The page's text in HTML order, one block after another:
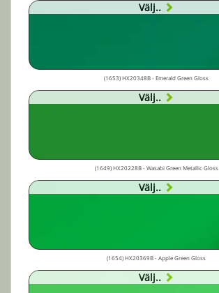
Välj..
(1653) HX20348B - Emerald Green Gloss
Välj..
(1649) HX20228B - Wasabi Green Metallic Gloss
Välj..
(1654) HX20369B - Apple Green Gloss
Välj..